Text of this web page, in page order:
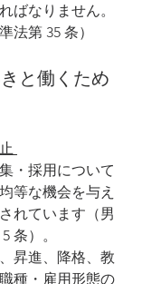
ばなりません。
法第 35 条）
と働くため
・採用について
等な機会を与え
れています（男
条）。
昇進、降格、教
種・雇用形態の